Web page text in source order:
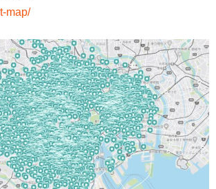
map/